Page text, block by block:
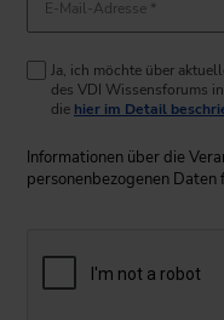
E-Mail-Adresse *
Ja, ich möchte über
des VDI Wissensforums
die hier im Detail
Informationen über die
personenbezogenen Daten